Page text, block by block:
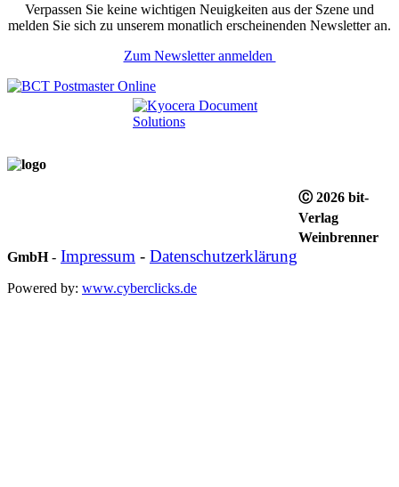
Verpassen Sie keine wichtigen Neuigkeiten aus der Szene und
melden Sie sich zu unserem monatlich erscheinenden Newsletter an.
Zum Newsletter anmelden
Ⓒ 2026 bit-
Verlag
Weinbrenner
GmbH- Impressum - Datenschutzerklärung
Powered by: www.cyberclicks.de